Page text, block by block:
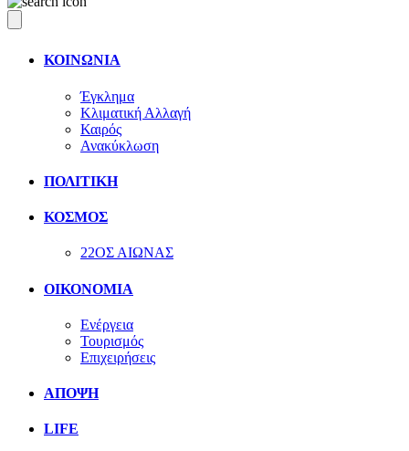
ΚΟΙΝΩΝΙΑ
Έγκλημα
Κλιματική Αλλαγή
Καιρός
Ανακύκλωση
ΠΟΛΙΤΙΚΗ
ΚΟΣΜΟΣ
22ΟΣ ΑΙΩΝΑΣ
ΟΙΚΟΝΟΜΙΑ
Ενέργεια
Τουρισμός
Επιχειρήσεις
ΑΠΟΨΗ
LIFE